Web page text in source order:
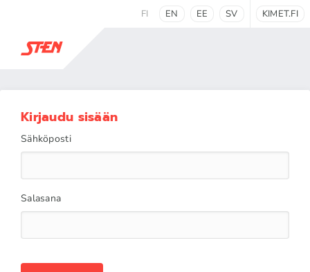
FI EN EE SV KIMET.FI
Kirjaudu sisään
Sähköposti
Salasana